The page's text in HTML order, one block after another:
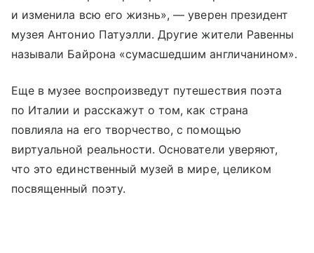
и изменила всю его жизнь», — уверен президент
музея Антонио Патуэлли. Другие жители Равенны
называли Байрона «сумасшедшим англичанином».
Еще в музее воспроизведут путешествия поэта
по Италии и расскажут о том, как страна
повлияла на его творчество, с помощью
виртуальной реальности. Основатели уверяют,
что это единственный музей в мире, целиком
посвященный поэту.